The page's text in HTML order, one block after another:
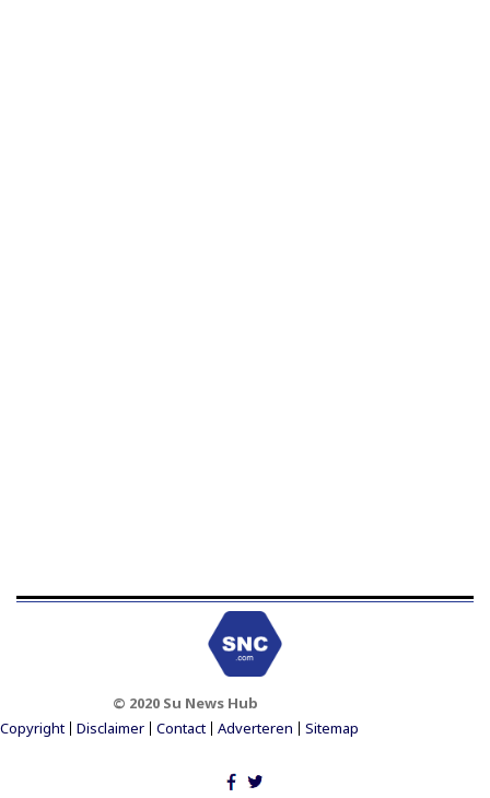
© 2020 Su News Hub
Footer Menu
Copyright Disclaimer Contact Adverteren Sitemap